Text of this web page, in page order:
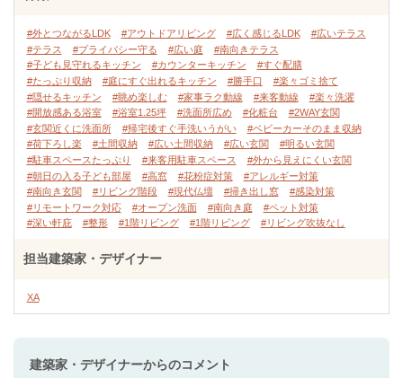
#外とつながるLDK #アウトドアリビング #広く感じるLDK
#広いテラス
#テラス
#プライバシー守る #広い庭
#南向きテラス
#子ども見守れるキッチン
#カウンターキッチン
#すぐ配膳
#たっぷり収納
#庭にすぐ出れるキッチン #勝手口
#楽々ゴミ捨て
#隠せるキッチン
#眺め楽しむ #家事ラク動線 #来客動線
#楽々洗濯
#開放感ある浴室
#浴室1.25坪 #洗面所広め #化粧台
#2WAY玄関
#玄関近くに洗面所
#帰宅後すぐ手洗いうがい
#ベビーカーそのまま収納
#荷下ろし楽
#土間収納 #広い土間収納 #広い玄関
#明るい玄関
#駐車スペースたっぷり
#来客用駐車スペース
#外から見えにくい玄関
#朝日の入る子ども部屋
#高窓 #花粉症対策
#アレルギー対策
#南向き玄関
#リビング階段 #現代仏壇 #掃き出し窓
#感染対策
#リモートワーク対応
#オープン洗面 #南向き庭
#ペット対策
#深い軒庇
#整形 #1階リビング #1階リビング #リビング吹抜なし
担当建築家・デザイナー
XA
建築家・デザイナーからのコメント